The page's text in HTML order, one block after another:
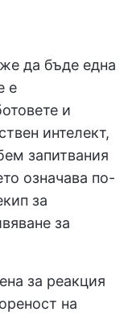
да бъде една
е
и
интелект,
запитвания
означава по-
за
за
за реакция
на